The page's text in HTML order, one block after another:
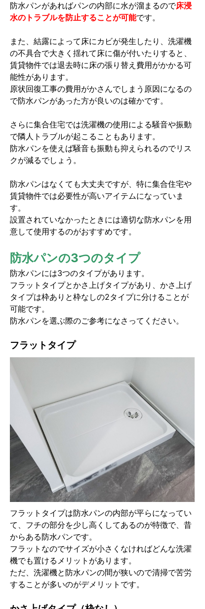
防水パンがあればパンの内部に水が溜まるので床浸
水のトラブルを防止することが可能です。
また、結露によって床にカビが発生したり、洗濯機
の不具合で大きく揺れて床に傷が付いたりすると、
賃貸物件では退去時に床の張り替え費用がかかる可
能性があります。
原状回復工事の費用がかさんでしまう原因になるの
で防水パンがあった方が良いのは確かです。
さらに集合住宅では洗濯機の使用による騒音や振動
で隣人トラブルが起こることもあります。
防水パンを使えば騒音も振動も抑えられるのでリス
クが減るでしょう。
防水パンはなくても大丈夫ですが、特に集合住宅や
賃貸物件では必要性が高いアイテムになっていま
す。
設置されていなかったときには適切な防水パンを用
意して使用するのがおすすめです。
防水パンの3つのタイプ
防水パンには3つのタイプがあります。
フラットタイプとかさ上げタイプがあり、かさ上げ
タイプは枠ありと枠なしの2タイプに分けることが
可能です。
防水パンを選ぶ際のご参考になさってください。
フラットタイプ
フラットタイプは防水パンの内部が平らになってい
て、フチの部分を少し高くしてあるのが特徴で、昔
からある防水パンです。
フラットなのでサイズが小さくなければどんな洗濯
機でも置けるメリットがあります。
ただ、洗濯機と防水パンの間が狭いので清掃で苦労
することが多いのがデメリットです。